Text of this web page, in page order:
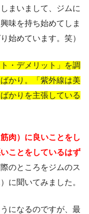
まいまして、ジムに
味を持ち始めてしま
始めています。笑）
・デメリット」を調
かり。「紫外線は美
かりを主張している
肉）に良いことをし
ことをしているはず
のところをジムのス
に聞いてみました。
になるのですが、最